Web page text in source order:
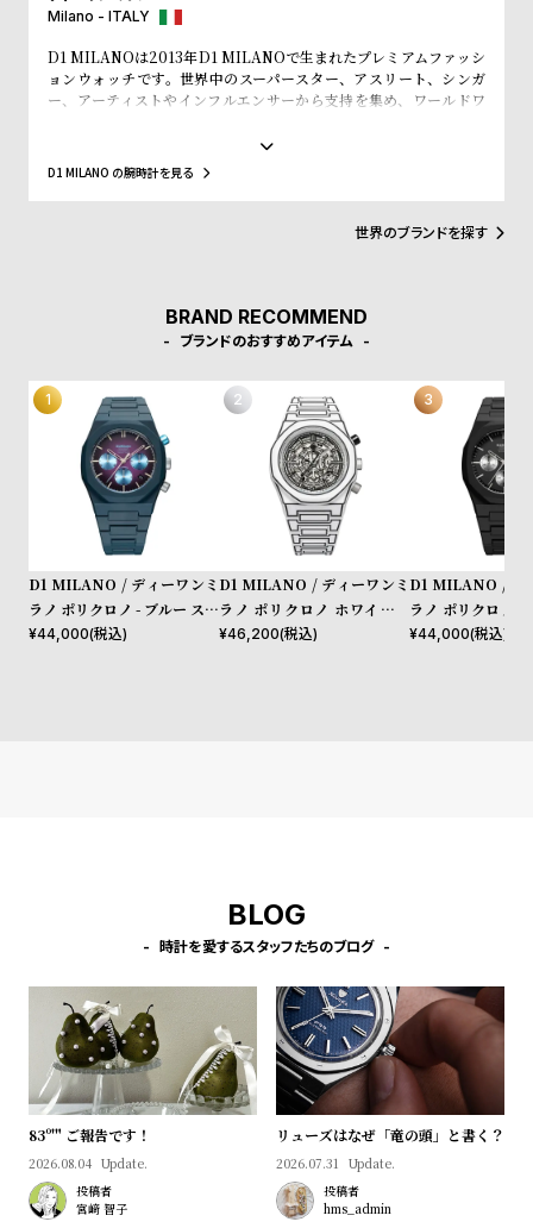
g
p
P
e
シ
返
ラ
ス
ス
よ
く
お
問
Milano - ITALY
D1 MILANOは2013年D1 MILANOで生まれたプレミアムファッシ
ョンウォッチです。世界中のスーパースター、アスリート、シンガ
ー、アーティストやインフルエンサーから支持を集め、ワールドワ
970年代のイタリアンなクリアラインと美的感覚にインスパイアさ
れたデザインは、流行を追いかける全ての人々にとってのマストア
イテムとなることでしょう。Forbesによって、ファッションを再定
義する若いイタリアンブランドのトップ10にノミネートされまし
た。その中にはGQやVogue、Elle、Esquireなどファッション業界
D1 MILANO の腕時計を見る
世界のブランドを探す
BRAND RECOMMEND
ブランドのおすすめアイテム
D1 MILANO / ディーワンミ
ラノ ポリクロノ - ブルー スペ
クトラム
¥44,000(税込)
D1 MILANO / ディーワンミ
ラノ ポリクロノ ホワイトス
ケッチ
¥46,200(税込)
D1 MILANO / デ
ラノ ポリクロノ -
ルナ
¥44,000(税込)
BLOG
時計を愛するスタッフたちのブログ
83º'" ご報告です！
2026.08.04 Update.
投稿者
宮﨑 智子
リューズはなぜ「竜の頭」と書く？
2026.07.31 Update.
投稿者
hms_admin